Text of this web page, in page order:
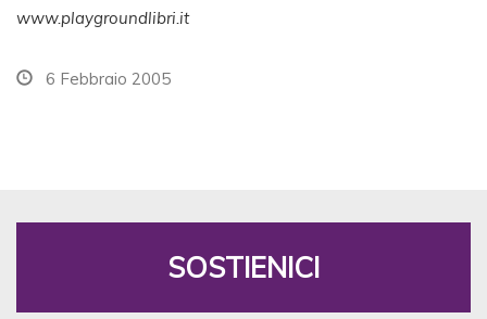
www.playgroundlibri.it
6 Febbraio 2005
SOSTIENICI